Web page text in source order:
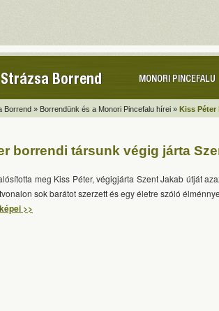
Borrend MONORI PINCEFALU
Borrend » Borrendünk és a Monori Pincefalu hírei » Kiss Péter
borrendi társunk végig járta
meg Kiss Péter, végigjárta Szent Jakab útját
sok barátot szerzett és egy életre szóló
>>